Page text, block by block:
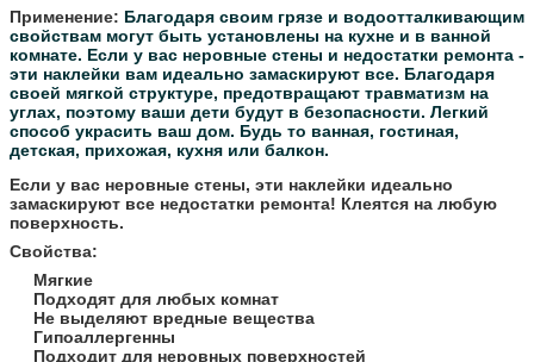
Применение: Благодаря своим грязе и водоотталкивающим
свойствам могут быть установлены на кухне и в ванной
комнате. Если у вас неровные стены и недостатки ремонта -
эти наклейки вам идеально замаскируют все. Благодаря
своей мягкой структуре, предотвращают травматизм на
углах, поэтому ваши дети будут в безопасности. Легкий
способ украсить ваш дом. Будь то ванная, гостиная,
детская, прихожая, кухня или балкон.
Если у вас неровные стены, эти наклейки идеально
замаскируют все недостатки ремонта! Клеятся на любую
поверхность.
Свойства:
Мягкие
Подходят для любых комнат
Не выделяют вредные вещества
Гипоаллергенны
Подходит для неровных поверхностей